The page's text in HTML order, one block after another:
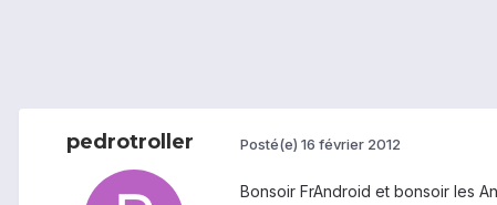
pedrotroller Posté(e) 16 février 2012
Bonsoir FrAndroid et bonsoir les